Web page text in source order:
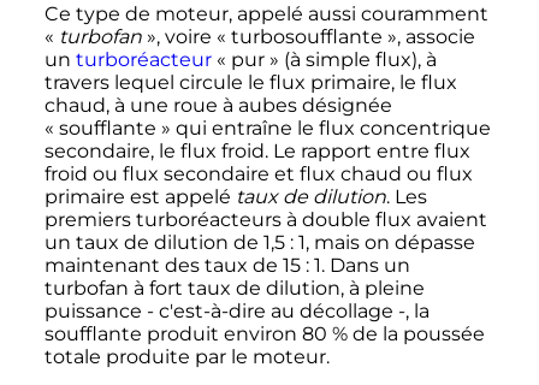
Ce type de moteur, appelé aussi couramment
« turbofan », voire « turbosoufflante », associe
un turboréacteur« pur » (à simple flux), à
travers lequel circule le flux primaire, le flux
chaud, à une roue à aubes désignée
« soufflante » qui entraîne le flux concentrique
secondaire, le flux froid. Le rapport entre flux
froid ou flux secondaire et flux chaud ou flux
primaire est appelé taux de dilution. Les
premiers turboréacteurs à double flux avaient
un taux de dilution de 1,5 : 1, mais on dépasse
maintenant des taux de 15 : 1. Dans un
turbofan à fort taux de dilution, à pleine
puissance - c'est-à-dire au décollage -, la
soufflante produit environ 80 % de la poussée
totale produite par le moteur.